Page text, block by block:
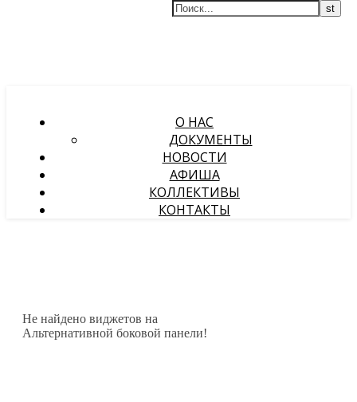
О НАС
ДОКУМЕНТЫ
НОВОСТИ
АФИША
КОЛЛЕКТИВЫ
КОНТАКТЫ
Не найдено виджетов на
Альтернативной боковой панели!